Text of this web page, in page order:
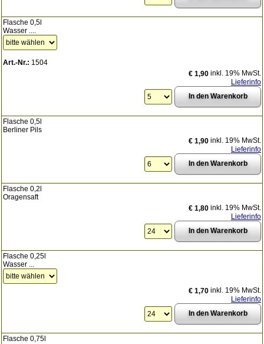
Flasche 0,5l
Wasser ....
Art.-Nr.: 1504
€ 1,90 inkl. 19% MwSt.
Lieferinfo
Flasche 0,5l
Berliner Pils
€ 1,90 inkl. 19% MwSt.
Lieferinfo
Flasche 0,2l
Oragensaft
€ 1,80 inkl. 19% MwSt.
Lieferinfo
Flasche 0,25l
Wasser ...
€ 1,70 inkl. 19% MwSt.
Lieferinfo
Flasche 0,75l